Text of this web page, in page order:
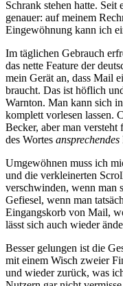
Schrank stehen hatte.
genauer: auf meinem
Eingewöhnung kann ich
Im täglichen Gebrauch
das nette Feature der
mein Gerät an, dass Mail
braucht. Das ist höflich
Warnton. Man kann sich
komplett vorlesen lassen.
Becker, aber man
des Wortes ansprechendes
Umgewöhnen muss ich
und die verkleinerten
verschwinden, wenn man
Gefiesel, wenn man
Eingangskorb von Mail,
lässt sich auch wieder
Besser gelungen ist die
mit einem Wisch zweier
und wieder zurück, was